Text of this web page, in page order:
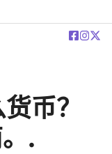
币？
.
Polski